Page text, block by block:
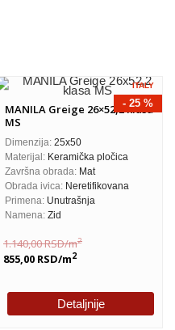
- 25 %
ITALY
MANILA Greige 26×52,2 klasa
MS
Dimenzija: 25x50
Materijal: Keramička pločica
Završna obrada: Mat
Obrada ivica: Neretifikovana
Primena: Unutrašnja
Namena: Zid
1.140,00RSD/m2
855,00 RSD/m2
Detaljnije